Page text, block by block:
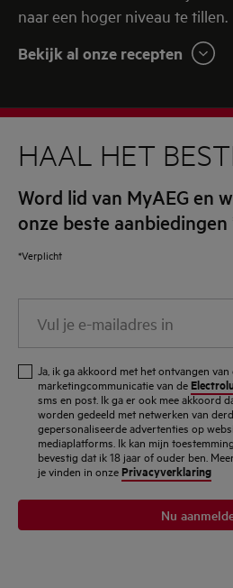
naar een hoger niveau te tillen.
Bekijk al onze recepten
HAAL HET
Word lid van MyAEG en
onze beste aanbiedingen
*Verplicht
mailadres
Ja, ik ga akkoord met het ontvangen
marketingcommunicatie van de
sms en post. Ik ga er ook mee akkoord
worden gedeeld met netwerken van
gepersonaliseerde advertenties op
mediaplatforms. Ik kan mijn
bevestig dat ik 18 jaar of ouder ben.
je vinden in onze Privacyverklaring
Nu